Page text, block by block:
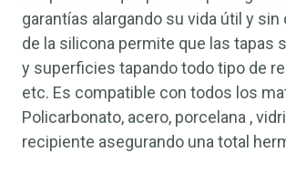
garantías alargando su vida útil y
de la silicona permite que las tapas
y superficies tapando todo tipo de
etc. Es compatible con todos los
Policarbonato, acero, porcelana ,
recipiente asegurando una total